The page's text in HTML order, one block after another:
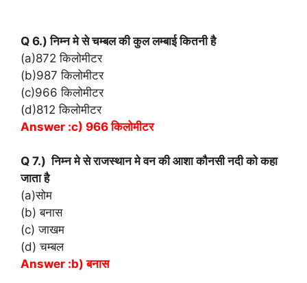
Q 6.) निम्न मे से चम्बल की कुल लम्बाई कितनी है
(a)872 किलोमीटर
(b)987 किलोमीटर
(c)966 किलोमीटर
(d)812 किलोमीटर
Answer :c) 966 किलोमीटर
Q 7.) निम्न मे से राजस्थान मे वन की आशा कौनसी नदी को कहा
जाता है
(a)सोम
(b) बनास
(c) जाखम
(d) चम्बल
Answer :b) बनास